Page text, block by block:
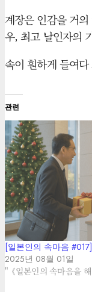
계장은 인감을 거
우, 최고 날인자의
속이 훤하게 들여
관련
[일본인의 속마음
2025년 08월 01일
"《일본인의 속마음을